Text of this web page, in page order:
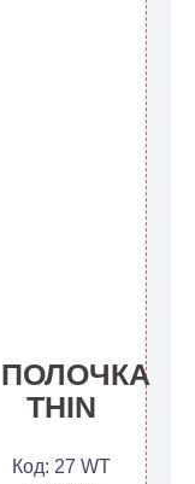
ПОЛОЧКА
THIN
Код: 27 WT